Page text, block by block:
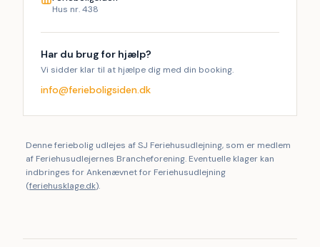
Hus nr. 438
Har du brug for hjælp?
Vi sidder klar til at hjælpe dig med din booking.
info@ferieboligsiden.dk
Denne feriebolig udlejes af SJ Feriehusudlejning, som er medlem
af Feriehusudlejernes Brancheforening. Eventuelle klager kan
indbringes for Ankenævnet for Feriehusudlejning
(feriehusklage.dk).